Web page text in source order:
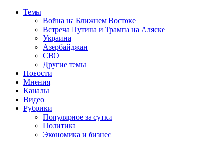
Темы
Война на Ближнем Востоке
Встреча Путина и Трампа на Аляске
Украина
Азербайджан
СВО
Другие темы
Новости
Мнения
Каналы
Видео
Рубрики
Популярное за сутки
Политика
Экономика и бизнес